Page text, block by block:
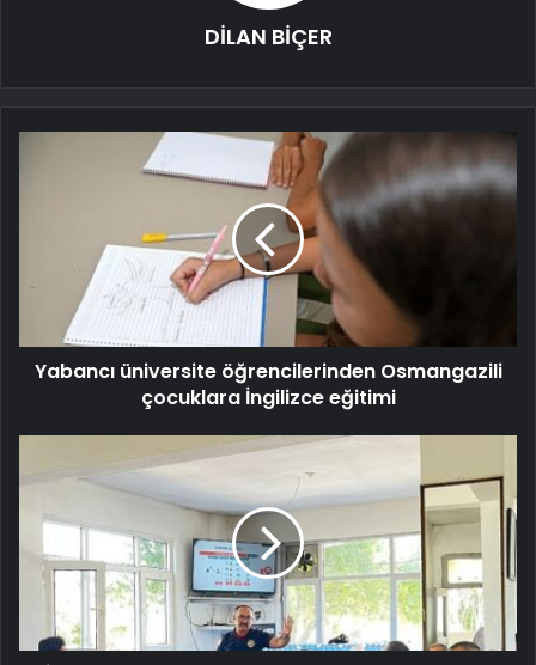
DİLAN BİÇER
Yabancı üniversite öğrencilerinden Osmangazili
çocuklara İngilizce eğitimi